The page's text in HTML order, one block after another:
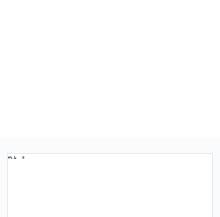
Wiki Dll